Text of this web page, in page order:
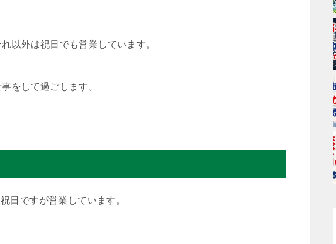
以外は祝日でも営業しています。
をして過ごします。
日ですが営業しています。